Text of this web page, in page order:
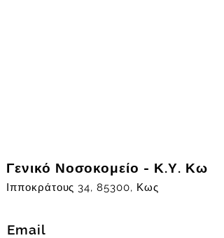
Γενικό Νοσοκομείο - Κ.Υ. Κω
Ιπποκράτους 34, 85300, Κως
Email